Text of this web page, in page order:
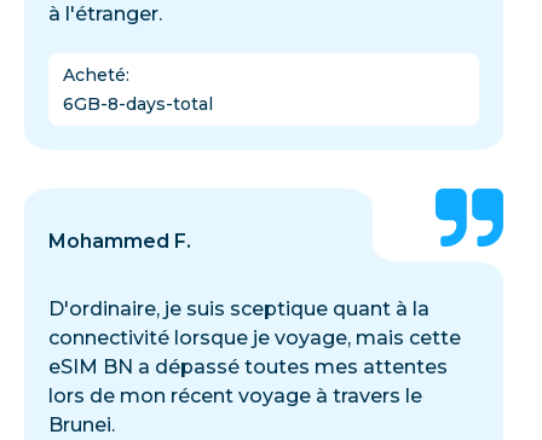
à l'étranger.
Acheté:
6GB-8-days-total
Mohammed F.
D'ordinaire, je suis sceptique quant à la
connectivité lorsque je voyage, mais cette
eSIM BN a dépassé toutes mes attentes
lors de mon récent voyage à travers le
Brunei.